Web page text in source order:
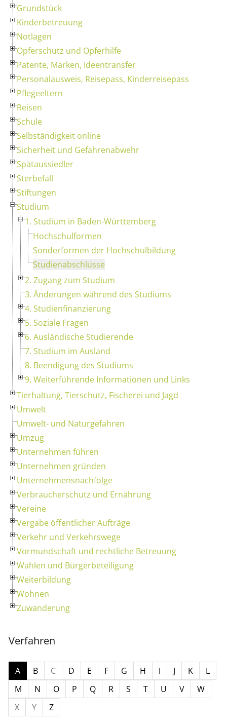
Grundstück
Kinderbetreuung
Notlagen
Opferschutz und Opferhilfe
Patente, Marken, Ideentransfer
Personalausweis, Reisepass, Kinderreisepass
Pflegeeltern
Reisen
Schule
Selbständigkeit online
Sicherheit und Gefahrenabwehr
Spätaussiedler
Sterbefall
Stiftungen
Studium
1. Studium in Baden-Württemberg
Hochschulformen
Sonderformen der Hochschulbildung
Studienabschlüsse
2. Zugang zum Studium
3. Änderungen während des Studiums
4. Studienfinanzierung
5. Soziale Fragen
6. Ausländische Studierende
7. Studium im Ausland
8. Beendigung des Studiums
9. Weiterführende Informationen und Links
Tierhaltung, Tierschutz, Fischerei und Jagd
Umwelt
Umwelt- und Naturgefahren
Umzug
Unternehmen führen
Unternehmen gründen
Unternehmensnachfolge
Verbraucherschutz und Ernährung
Vereine
Vergabe öffentlicher Aufträge
Verkehr und Verkehrswege
Vormundschaft und rechtliche Betreuung
Wahlen und Bürgerbeteiligung
Weiterbildung
Wohnen
Zuwanderung
Verfahren
A B C D E F G H I J K
L
M
N O P Q R S T U V
W
X
Y Z